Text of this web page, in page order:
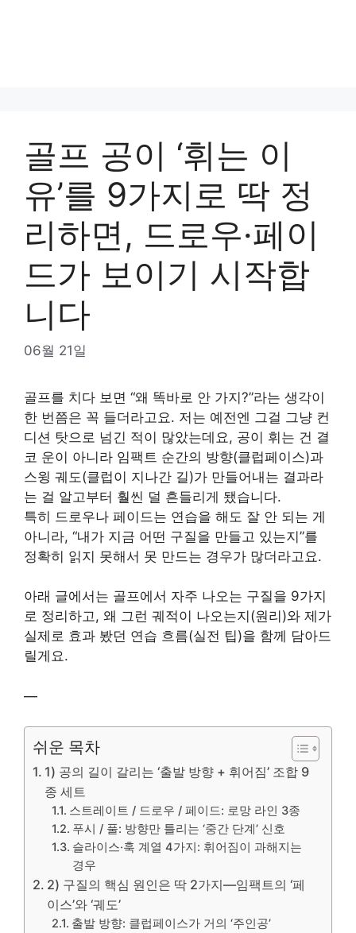
골프 공이 ‘휘는 이
유’를 9가지로 딱 정
리하면, 드로우·페이
드가 보이기 시작합
니다
06월 21일
골프를 치다 보면 “왜 똑바로 안 가지?”라는 생각이
한 번쯤은 꼭 들더라고요. 저는 예전엔 그걸 그냥 컨
디션 탓으로 넘긴 적이 많았는데요, 공이 휘는 건 결
코 운이 아니라 임팩트 순간의 방향(클럽페이스)과
스윙 궤도(클럽이 지나간 길)가 만들어내는 결과라
는 걸 알고부터 훨씬 덜 흔들리게 됐습니다.
특히 드로우나 페이드는 연습을 해도 잘 안 되는 게
아니라, “내가 지금 어떤 구질을 만들고 있는지”를
정확히 읽지 못해서 못 만드는 경우가 많더라고요.
아래 글에서는 골프에서 자주 나오는 구질을 9가지
로 정리하고, 왜 그런 궤적이 나오는지(원리)와 제가
실제로 효과 봤던 연습 흐름(실전 팁)을 함께 담아드
릴게요.
—
쉬운 목차
1) 공의 길이 갈리는 ‘출발 방향 + 휘어짐’ 조합 9
종 세트
스트레이트 / 드로우 / 페이드: 로망 라인 3종
푸시 / 풀: 방향만 틀리는 ‘중간 단계’ 신호
슬라이스·훅 계열 4가지: 휘어짐이 과해지는
경우
2) 구질의 핵심 원인은 딱 2가지—임팩트의 ‘페
이스’와 ‘궤도’
출발 방향: 클럽페이스가 거의 ‘주인공’